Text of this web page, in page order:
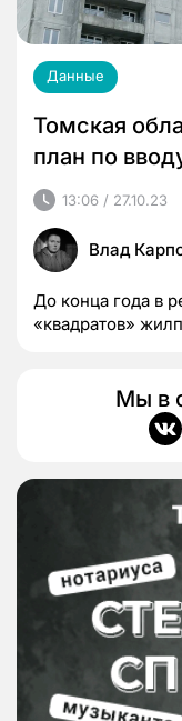
Данные
Томская
план по
13:06 / 27.10.23
Влад
До конца года в
«квадратов»
Мы в